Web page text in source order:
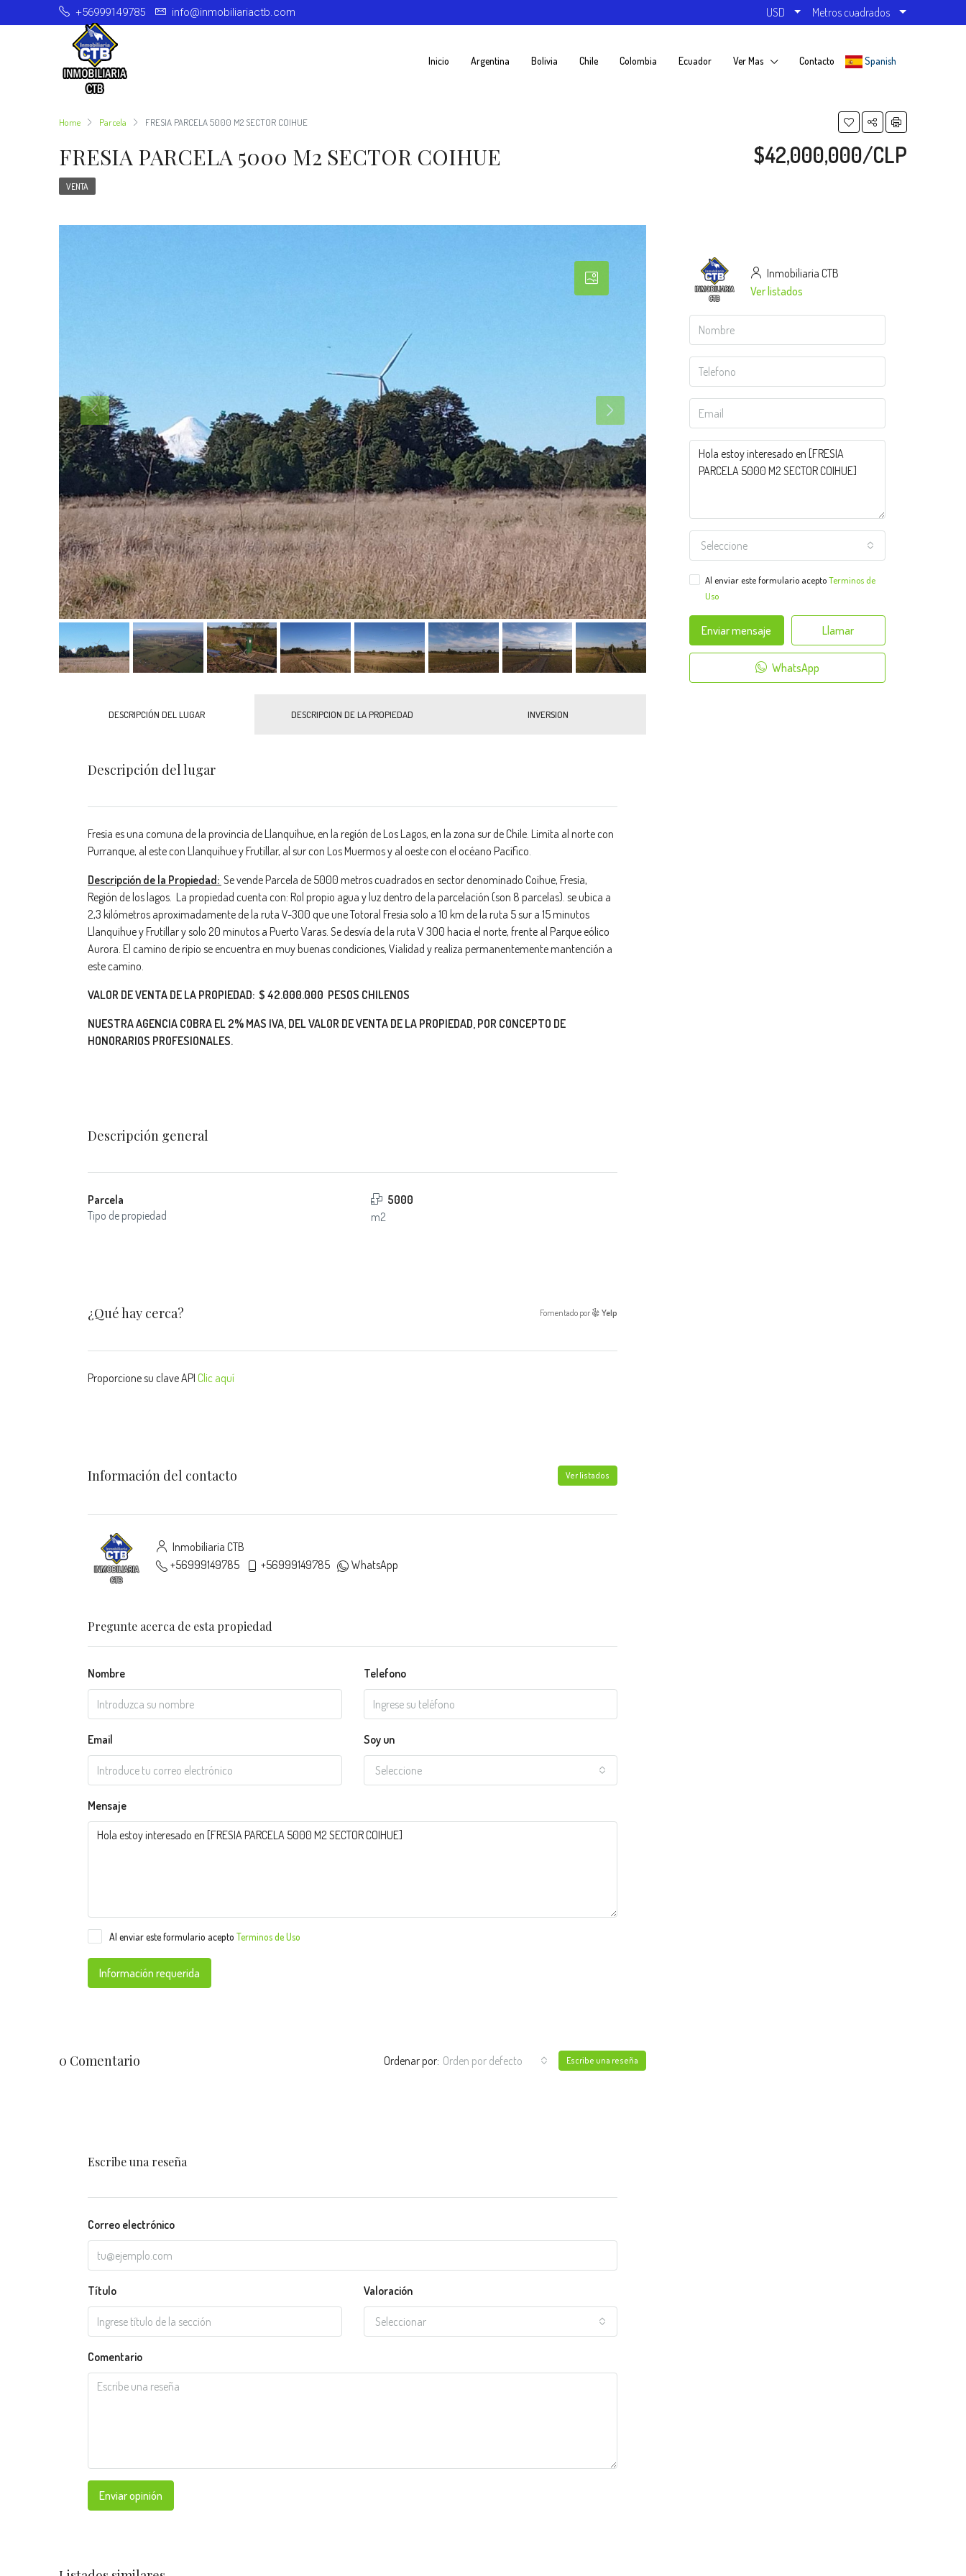
+56999149785 info@inmobiliariactb.com USD Metros cuadrados
Inicio Argentina Bolivia Chile Colombia Ecuador Ver Mas Contacto Spanish
Home Parcela FRESIA PARCELA 5000 M2 SECTOR COIHUE
FRESIA PARCELA 5000 M2 SECTOR COIHUE $42,000,000/CLP
VENTA
DESCRIPCIÓN DEL LUGAR DESCRIPCION DE LA PROPIEDAD INVERSION
Descripción del lugar
Fresia es una comuna de la provincia de Llanquihue, en la región de Los Lagos, en la zona sur de Chile. Limita al norte con
Purranque, al este con Llanquihue y Frutillar, al sur con Los Muermos y al oeste con el océano Pacífico.
Descripción de la Propiedad: Se vende Parcela de 5000 metros cuadrados en sector denominado Coihue, Fresia,
Región de los lagos. La propiedad cuenta con: Rol propio agua y luz dentro de la parcelación (son 8 parcelas). se ubica a
2,3 kilómetros aproximadamente de la ruta V-300 que une Totoral Fresia solo a 10 km de la ruta 5 sur a 15 minutos
Llanquihue y Frutillar y solo 20 minutos a Puerto Varas. Se desvía de la ruta V 300 hacia el norte, frente al Parque eólico
Aurora. El camino de ripio se encuentra en muy buenas condiciones, Vialidad y realiza permanentemente mantención a
este camino.
VALOR DE VENTA DE LA PROPIEDAD: $ 42.000.000 PESOS CHILENOS
NUESTRA AGENCIA COBRA EL 2% MAS IVA, DEL VALOR DE VENTA DE LA PROPIEDAD, POR CONCEPTO DE
HONORARIOS PROFESIONALES.
Descripción general
Parcela
Tipo de propiedad
5000
m2
¿Qué hay cerca? Fomentado por Yelp
Proporcione su clave API Clic aquí
Información del contacto Ver listados
Inmobiliaria CTB
+56999149785
+56999149785 WhatsApp
Pregunte acerca de esta propiedad
Nombre Telefono
Email Soy un
Seleccione
Mensaje
Al enviar este formulario acepto Terminos de Uso
Información requerida
0 Comentario Ordenar por: Orden por defecto Escribe una reseña
Escribe una reseña
Correo electrónico
Título Valoración
Seleccionar
Comentario
Enviar opinión
Inmobiliaria CTB
Ver listados
Seleccione
Al enviar este formulario aceptoTerminos de
Uso
Enviar mensaje Llamar
WhatsApp